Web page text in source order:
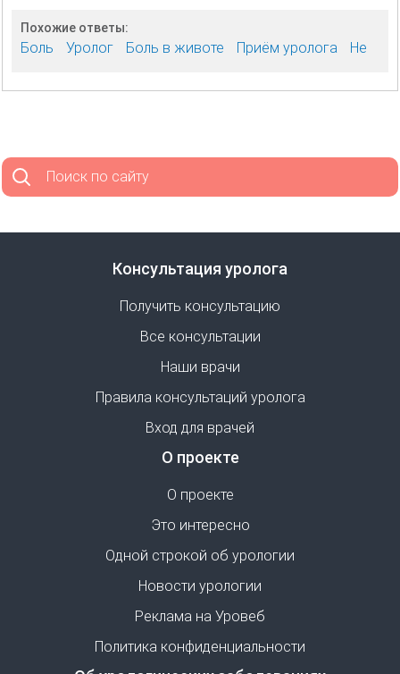
Похожие ответы:
Боль Уролог Боль в животе Приём уролога Не
Поиск по сайту
Консультация уролога
Получить консультацию
Все консультации
Наши врачи
Правила консультаций уролога
Вход для врачей
О проекте
О проекте
Это интересно
Одной строкой об урологии
Новости урологии
Реклама на Уровеб
Политика конфиденциальности